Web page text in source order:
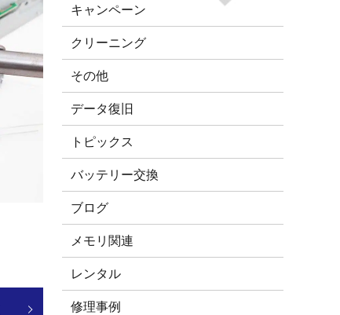
キャンペーン
クリーニング
その他
データ復旧
トピックス
バッテリー交換
ブログ
メモリ関連
レンタル
修理事例